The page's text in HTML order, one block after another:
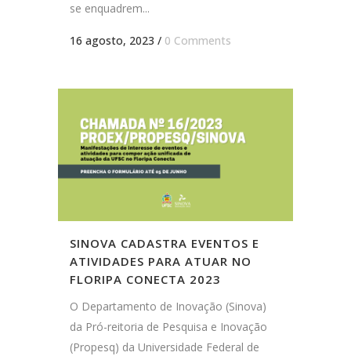
se enquadrem...
16 agosto, 2023 / 0 Comments
SINOVA CADASTRA EVENTOS E
ATIVIDADES PARA ATUAR NO
FLORIPA CONECTA 2023
O Departamento de Inovação (Sinova)
da Pró-reitoria de Pesquisa e Inovação
(Propesq) da Universidade Federal de